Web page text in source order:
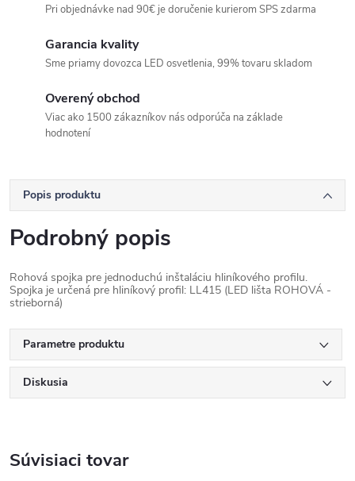
Pri objednávke nad 90€ je doručenie kurierom SPS zdarma
Garancia kvality
Sme priamy dovozca LED osvetlenia, 99% tovaru skladom
Overený obchod
Viac ako 1500 zákazníkov nás odporúča na základe
hodnotení
Popis produktu
Podrobný popis
Rohová spojka pre jednoduchú inštaláciu hliníkového profilu.
Spojka je určená pre hliníkový profil: LL415 (LED lišta ROHOVÁ -
strieborná)
Parametre produktu
Diskusia
Súvisiaci tovar